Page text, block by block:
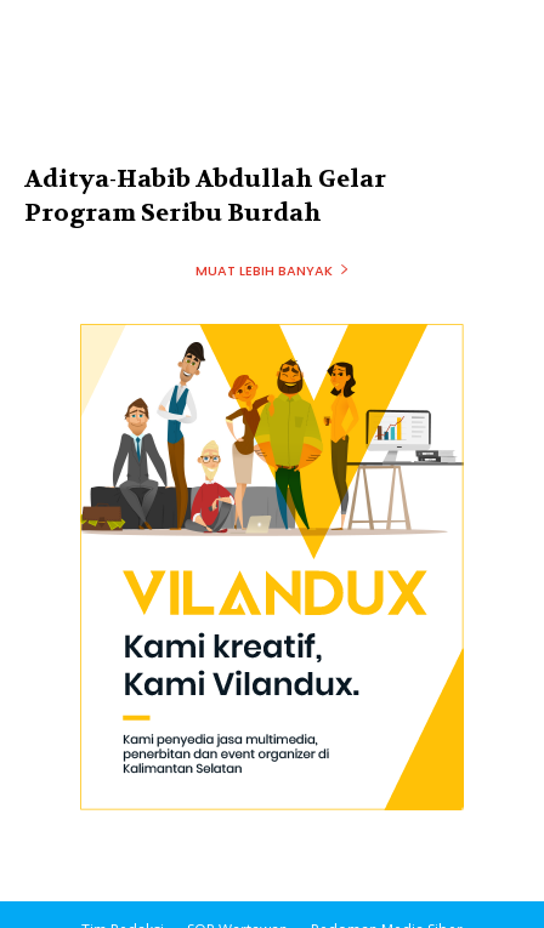
Aditya-Habib Abdullah Gelar
Program Seribu Burdah
MUAT LEBIH BANYAK